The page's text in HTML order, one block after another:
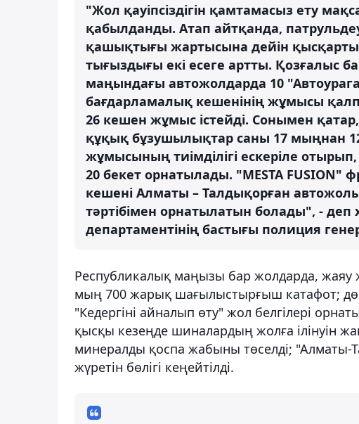
"Жол қауіпсіздігін қамтамасыз ету
қабылданды. Атап айтқанда,
қашықтығы жартысына дейін
тығыздығы екі есеге артты.
маңындағы автожолдарда 10
бағдарламалық кешенінің жұмысы
26 кешен жұмыс істейді. Сонымен
құқық бұзушылықтар саны 17 мыңнан
жұмысының тиімділігі ескеріле
20 бекет орнатылады. "MESTA FUSION"
кешені Алматы – Талдықорған
тәртібімен орнатылатын болады", -
департаментінің бастығы полиция
Республикалық маңызы бар жолдарда, жаяу
мың 700 жарық шағылыстырғыш катафот;
"Кедергіні айналып өту" жол белгілері
қысқы кезеңде шиналардың жолға ілінуін
минералды қоспа жабыны төселді; "Алматы-
жүретін бөлігі кеңейтілді.